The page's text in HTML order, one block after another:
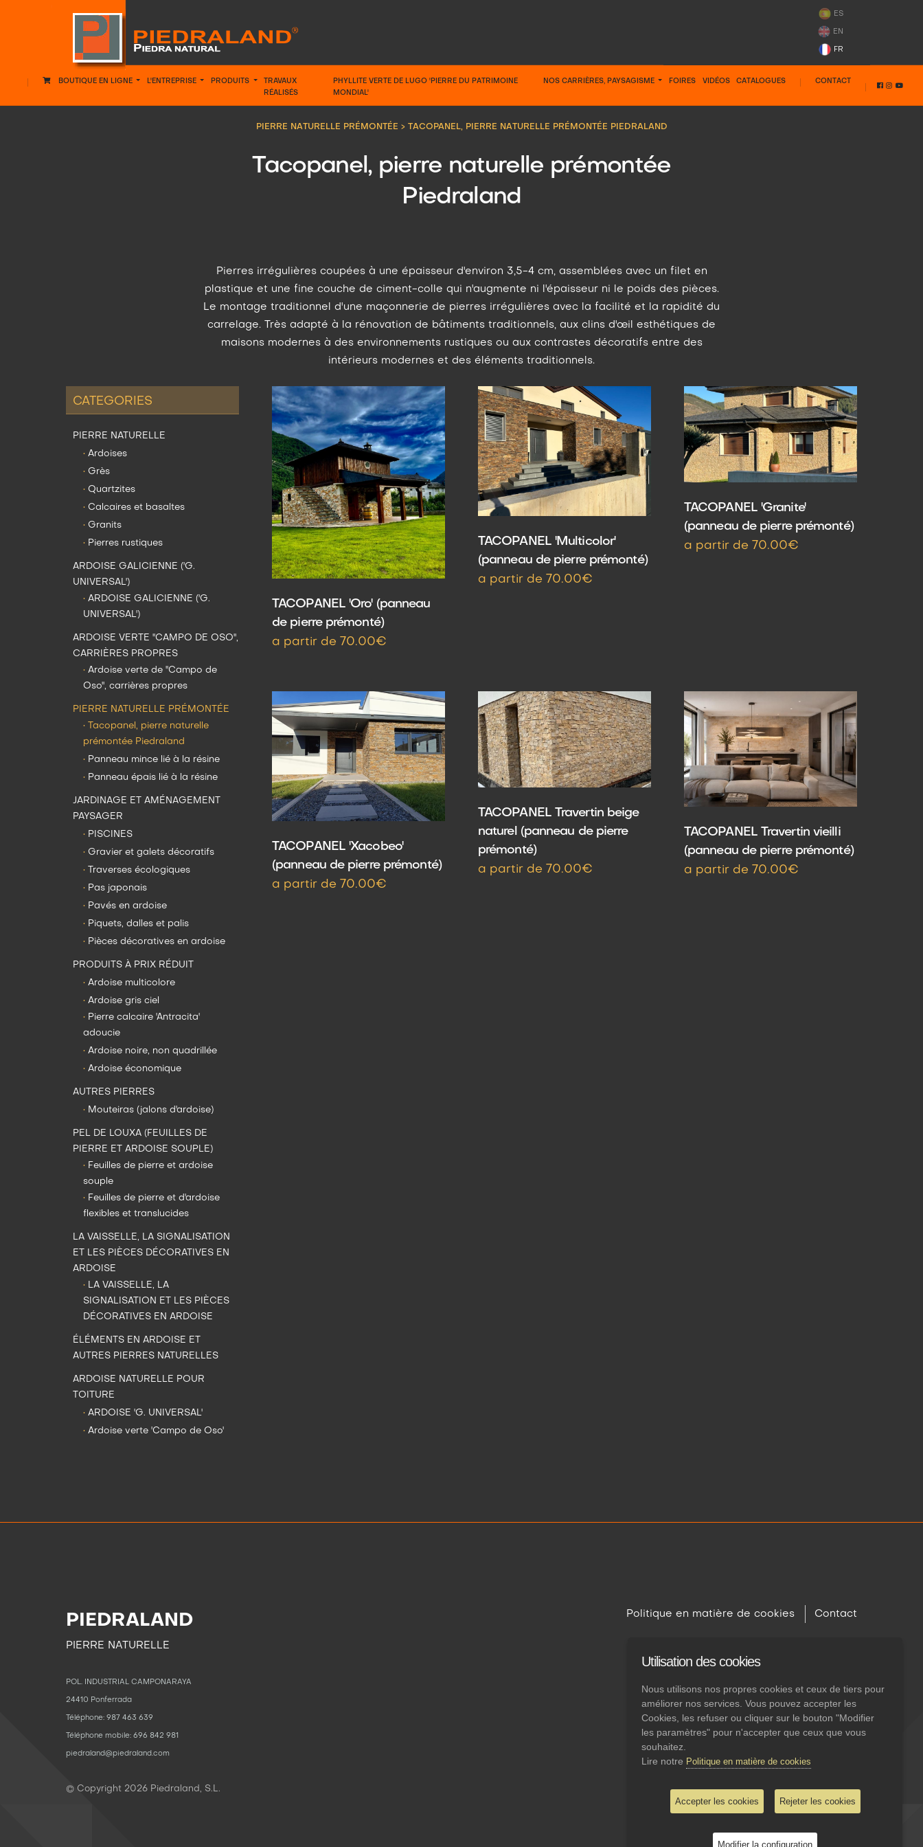
ES
EN
FR
BOUTIQUE EN LIGNE L'ENTREPRISE PRODUITS
TRAVAUX
RÉALISÉS
PHYLLITE VERTE DE LUGO 'PIERRE DU PATRIMOINE
MONDIAL'
NOS CARRIÈRES, PAYSAGISME FOIRES VIDÉOS CATALOGUES CONTACT
PIERRE NATURELLE PRÉMONTÉE > TACOPANEL, PIERRE NATURELLE PRÉMONTÉE PIEDRALAND
Tacopanel, pierre naturelle prémontée
Piedraland
Pierres irrégulières coupées à une épaisseur d'environ 3,5-4 cm, assemblées avec un filet en
plastique et une fine couche de ciment-colle qui n'augmente ni l'épaisseur ni le poids des pièces.
Le montage traditionnel d'une maçonnerie de pierres irrégulières avec la facilité et la rapidité du
carrelage. Très adapté à la rénovation de bâtiments traditionnels, aux clins d'œil esthétiques de
maisons modernes à des environnements rustiques ou aux contrastes décoratifs entre des
intérieurs modernes et des éléments traditionnels.
CATEGORIES
PIERRE NATURELLE
• Ardoises
• Grès
• Quartzites
• Calcaires et basaltes
• Granits
• Pierres rustiques
ARDOISE GALICIENNE ('G.
UNIVERSAL')
• ARDOISE GALICIENNE ('G.
UNIVERSAL')
ARDOISE VERTE "CAMPO DE OSO",
CARRIÈRES PROPRES
• Ardoise verte de "Campo de
Oso", carrières propres
PIERRE NATURELLE PRÉMONTÉE
• Tacopanel, pierre naturelle
prémontée Piedraland
• Panneau mince lié à la résine
• Panneau épais lié à la résine
JARDINAGE ET AMÉNAGEMENT
PAYSAGER
• PISCINES
• Gravier et galets décoratifs
• Traverses écologiques
• Pas japonais
• Pavés en ardoise
• Piquets, dalles et palis
• Pièces décoratives en ardoise
PRODUITS À PRIX RÉDUIT
• Ardoise multicolore
• Ardoise gris ciel
• Pierre calcaire 'Antracita'
adoucie
• Ardoise noire, non quadrillée
• Ardoise économique
AUTRES PIERRES
• Mouteiras (jalons d'ardoise)
PEL DE LOUXA (FEUILLES DE
PIERRE ET ARDOISE SOUPLE)
• Feuilles de pierre et ardoise
souple
• Feuilles de pierre et d'ardoise
flexibles et translucides
LA VAISSELLE, LA SIGNALISATION
ET LES PIÈCES DÉCORATIVES EN
ARDOISE
• LA VAISSELLE, LA
SIGNALISATION ET LES PIÈCES
DÉCORATIVES EN ARDOISE
ÉLÉMENTS EN ARDOISE ET
AUTRES PIERRES NATURELLES
ARDOISE NATURELLE POUR
TOITURE
• ARDOISE 'G. UNIVERSAL'
• Ardoise verte 'Campo de Oso'
TACOPANEL 'Oro' (panneau
de pierre prémonté)
a partir de 70.00€
TACOPANEL 'Multicolor'
(panneau de pierre prémonté)
a partir de 70.00€
TACOPANEL 'Granite'
(panneau de pierre prémonté)
a partir de 70.00€
TACOPANEL 'Xacobeo'
(panneau de pierre prémonté)
a partir de 70.00€
TACOPANEL Travertin beige
naturel (panneau de pierre
prémonté)
a partir de 70.00€
TACOPANEL Travertin vieilli
(panneau de pierre prémonté)
a partir de 70.00€
PIEDRALAND
PIERRE NATURELLE
POL. INDUSTRIAL CAMPONARAYA
24410 Ponferrada
Téléphone: 987 463 639
Téléphone mobile: 696 842 981
piedraland@piedraland.com
Politique en matière de cookies Contact
© Copyright 2026 Piedraland, S.L.
Utilisation des cookies
Nous utilisons nos propres cookies et ceux de tiers pour
améliorer nos services. Vous pouvez accepter les
Cookies, les refuser ou cliquer sur le bouton "Modifier
les paramètres" pour n'accepter que ceux que vous
souhaitez.
Lire notre Politique en matière de cookies
Accepter les cookies Rejeter les cookies
Modifier la configuration